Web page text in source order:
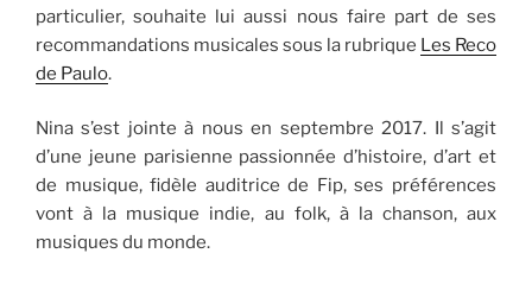
particulier, souhaite lui aussi nous faire part de ses
recommandations musicales sous la rubrique Les Reco
de Paulo.
Nina s’est jointe à nous en septembre 2017. Il s’agit
d’une jeune parisienne passionnée d’histoire, d’art et
de musique, fidèle auditrice de Fip, ses préférences
vont à la musique indie, au folk, à la chanson, aux
musiques du monde.